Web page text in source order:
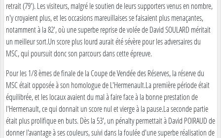
retrait (79'). Les visiteurs, malgré le soutien de leurs supporters venus en nombre,
n'y croyaient plus, et les occasions mareuillaises se faisaient plus menaçantes,
notamment à la 82', où une superbe reprise de volée de David SOULARD méritait
un meilleur sort.Un score plus lourd aurait été sévère pour les adversaires du
MSC, qui poursuit donc son parcours dans cette épreuve.
Pour les 1/8 èmes de finale de la Coupe de Vendée des Réserves, la réserve du
MSC était opposée à son homologue de L'Hermenault.La première période était
équilibrée, et les locaux avaient du mal à faire face à la bonne prestation de
l'Hermenault, ce qui donnait un score nul et vierge à la pause.La seconde partie
était plus prolifique en buts. Dès la 53', un pénalty permettait à David POIRAUD de
donner l'avantage à ses couleurs, suivi dans la foulée d'une superbe réalisation de